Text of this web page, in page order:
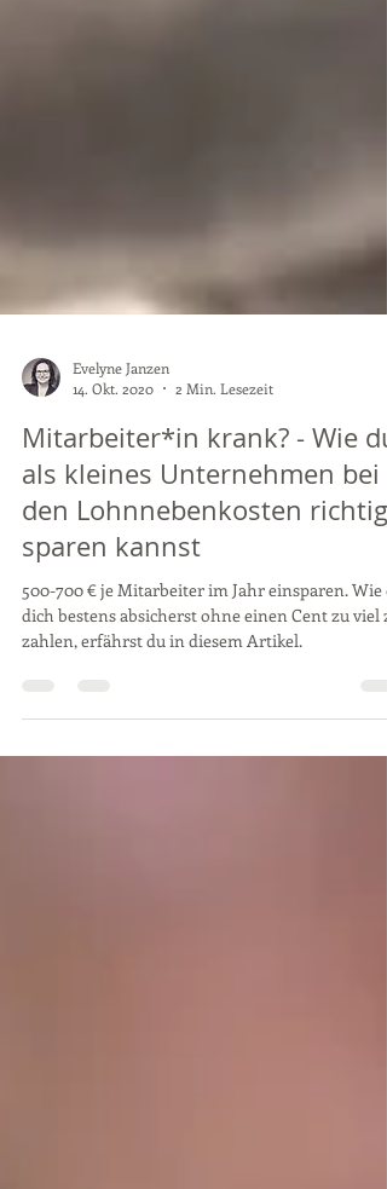
14. Okt. 2020
2 Min. Lesezeit
Mitarbeiter*in krank? - Wie du
als kleines Unternehmen bei
den Lohnnebenkosten richtig
sparen kannst
500-700 € je Mitarbeiter im Jahr einsparen. Wie